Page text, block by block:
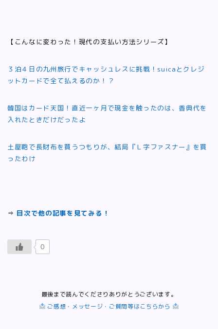
【こんなに変わった！現代の支払い方法シリーズ】
３泊４日の九州旅行でキャッシュレスに挑戦！suicaとクレジ
ットカードで全て払えるのか！？
韓国はカード天国！直近一ヶ月で現金を触ったのは、香典代を
入れたときだけだったよ
土屋鞄で長財布を買うつもりが、結局『Ｌ字ファスナー』を買
ったわけ
⇒ 目次で他の記事を見てみる！
0
最後まで読んでくださりありがとうございます。
ご感想・メッセージ・ご質問等はこちらから